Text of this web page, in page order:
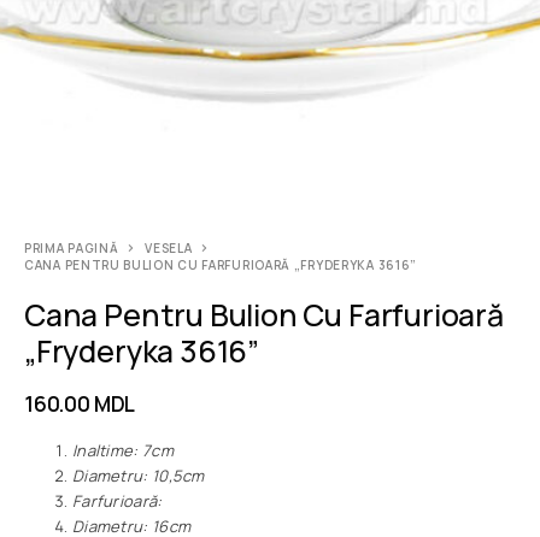
PRIMA PAGINĂ
VESELA
CANA PENTRU BULION CU FARFURIOARĂ „FRYDERYKA 3616”
Cana Pentru Bulion Cu Farfurioară
„Fryderyka 3616”
160.00 MDL
Inaltime: 7cm
Diametru: 10,5cm
Farfurioară:
Diametru: 16сm